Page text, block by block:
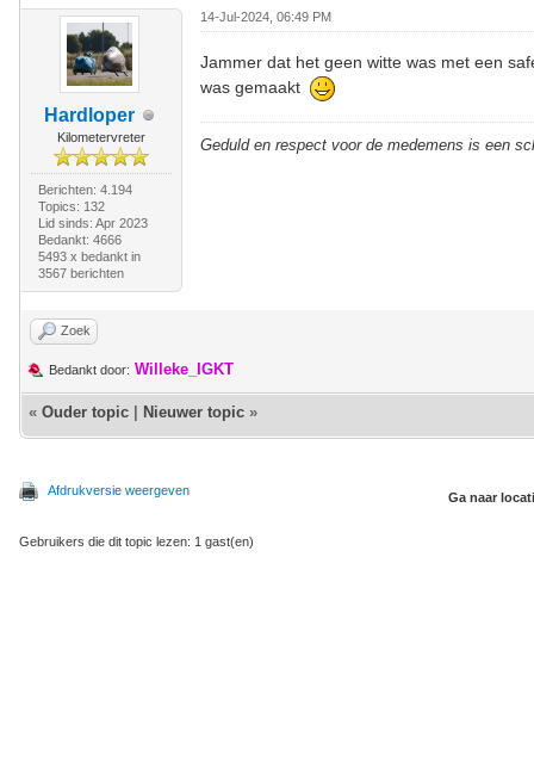
Hardloper
Kilometervreter
Berichten: 4.194
Topics: 132
Lid sinds: Apr 2023
Bedankt: 4666
5493 x bedankt in
3567 berichten
14-Jul-2024, 06:49 PM
Jammer dat het geen witte was met een
was gemaakt
Geduld en respect voor de medemens is een
Zoek
Bedankt door: Willeke_IGKT
« Ouder topic Nieuwer topic »
Afdrukversie weergeven Ga naar
Gebruikers die dit topic lezen: 1 gast(en)